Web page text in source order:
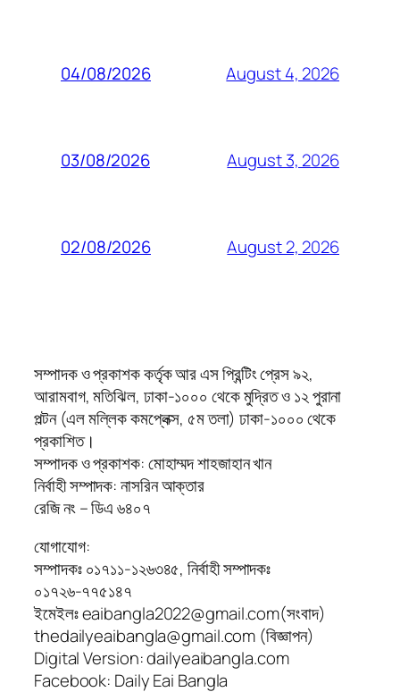
04/08/2026 August 4, 2026
03/08/2026 August 3, 2026
02/08/2026 August 2, 2026
সম্পাদক ও প্রকাশক কর্তৃক আর এস প্রিন্টিং প্রেস ৯২,
আরামবাগ, মতিঝিল, ঢাকা-১০০০ থেকে মুদ্রিত ও ১২ পুরানা
পল্টন (এল মল্লিক কমপ্লেক্স, ৫ম তলা) ঢাকা-১০০০ থেকে
প্রকাশিত।
সম্পাদক ও প্রকাশক: মোহাম্মদ শাহজাহান খান
নির্বাহী সম্পাদক: নাসরিন আক্তার
রেজি নং – ডিএ ৬৪০৭
যোগাযোগ:
সম্পাদকঃ ০১৭১১-১২৬৩৪৫, নির্বাহী সম্পাদকঃ
০১৭২৬-৭৭৫১৪৭
ইমেইলঃ eaibangla2022@gmail.com(সংবাদ)
thedailyeaibangla@gmail.com (বিজ্ঞাপন)
Digital Version: dailyeaibangla.com
Facebook: Daily Eai Bangla